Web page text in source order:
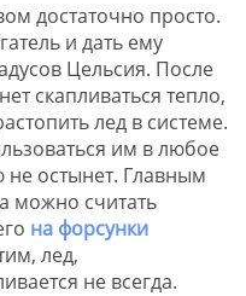
достаточно просто.
и дать ему
Цельсия. После
скапливаться тепло,
лед в системе.
им в любое
остынет. Главным
можно считать
на форсунки
лед,
не всегда.